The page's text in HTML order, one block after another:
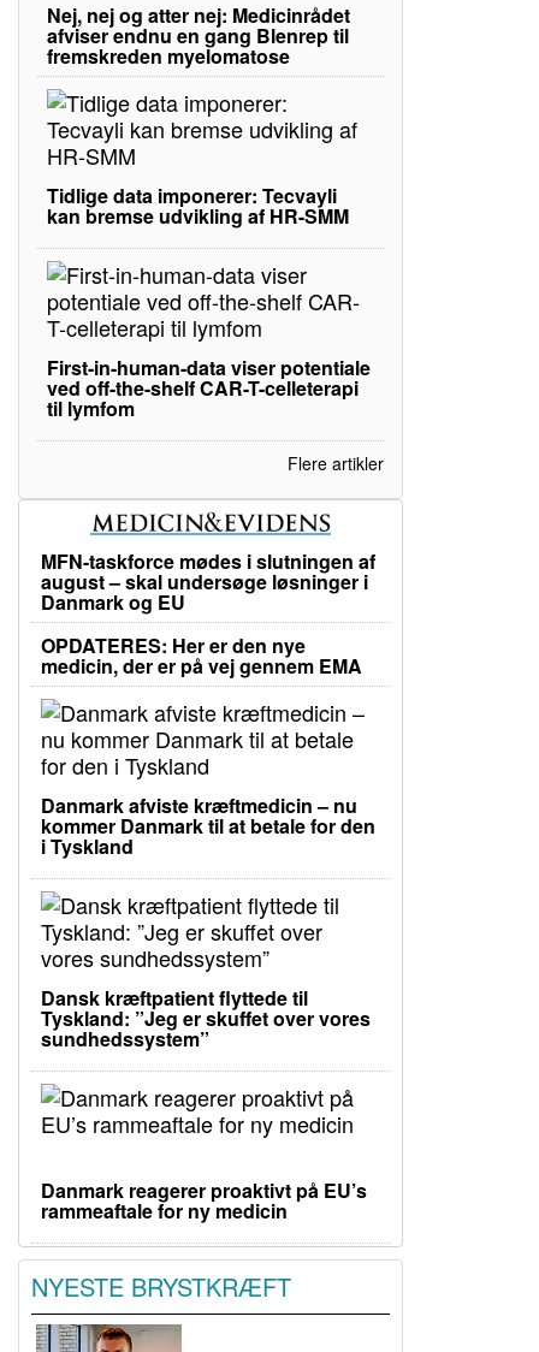
Nej, nej og atter nej: Medicinrådet
afviser endnu en gang Blenrep til
fremskreden myelomatose
Tidlige data imponerer: Tecvayli
kan bremse udvikling af HR-SMM
First-in-human-data viser potentiale
ved off-the-shelf CAR-T-celleterapi
til lymfom
Flere artikler
MFN-taskforce mødes i slutningen af
august – skal undersøge løsninger i
Danmark og EU
OPDATERES: Her er den nye
medicin, der er på vej gennem EMA
Danmark afviste kræftmedicin – nu
kommer Danmark til at betale for den
i Tyskland
Dansk kræftpatient flyttede til
Tyskland: ”Jeg er skuffet over vores
sundhedssystem”
Danmark reagerer proaktivt på EU’s
rammeaftale for ny medicin
NYESTE BRYSTKRÆFT